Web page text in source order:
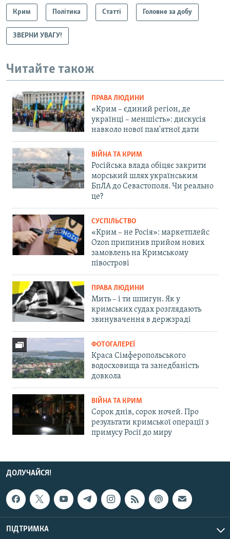
Крим Політика Статті Головне за добу
ЗВЕРНИ УВАГУ!
Читайте також
ПРАВА ЛЮДИНИ
«Крим – єдиний регіон, де
українці – меншість»: дискусія
навколо нової пам'ятної дати
ВІЙНА ТА КРИМ
Російська влада обіцяє закрити
морський шлях українським
БпЛА до Севастополя. Чи реально
це?
СУСПІЛЬСТВО
«Крим – не Росія»: маркетплейс
Ozon припинив прийом нових
замовлень на Кримському
півострові
ПРАВА ЛЮДИНИ
Мить – і ти шпигун. Як у
кримських судах розглядають
звинувачення в держзраді
ФОТОГАЛЕРЕЇ
Краса Сімферопольського
водосховища та занедбаність
довкола
ВІЙНА ТА КРИМ
Сорок днів, сорок ночей. Про
результати кримської операції з
примусу Росії до миру
ДОЛУЧАЙСЯ!
ПІДТРИМКА